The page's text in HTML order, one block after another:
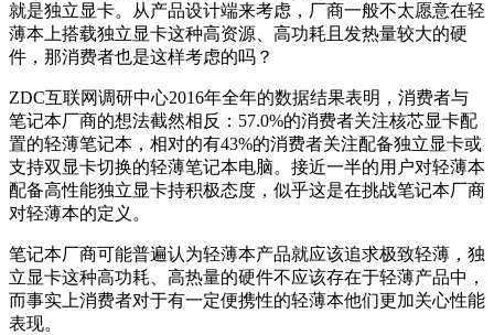
就是独立显卡。从产品设计端来考虑，厂商一般不太愿意在轻
薄本上搭载独立显卡这种高资源、高功耗且发热量较大的硬
件，那消费者也是这样考虑的吗？
ZDC互联网调研中心2016年全年的数据结果表明，消费者与
笔记本厂商的想法截然相反：57.0%的消费者关注核芯显卡配
置的轻薄笔记本，相对的有43%的消费者关注配备独立显卡或
支持双显卡切换的轻薄笔记本电脑。接近一半的用户对轻薄本
配备高性能独立显卡持积极态度，似乎这是在挑战笔记本厂商
对轻薄本的定义。
笔记本厂商可能普遍认为轻薄本产品就应该追求极致轻薄，独
立显卡这种高功耗、高热量的硬件不应该存在于轻薄产品中，
而事实上消费者对于有一定便携性的轻薄本他们更加关心性能
表现。